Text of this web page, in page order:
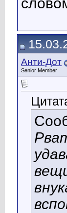
Анти-Дот
Senior Member